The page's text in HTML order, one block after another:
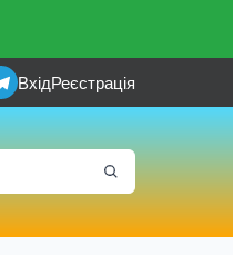
ВхідРеєстрація